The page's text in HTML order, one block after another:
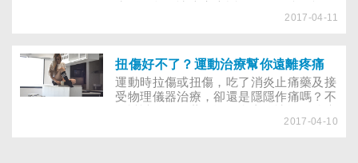
2017-04-11
扭傷好不了？運動治療幫你遠離疼痛
運動時拉傷或扭傷，吃了消炎止痛藥及接
受物理儀器治療，卻還是隱隱作痛嗎？不
2017-04-10